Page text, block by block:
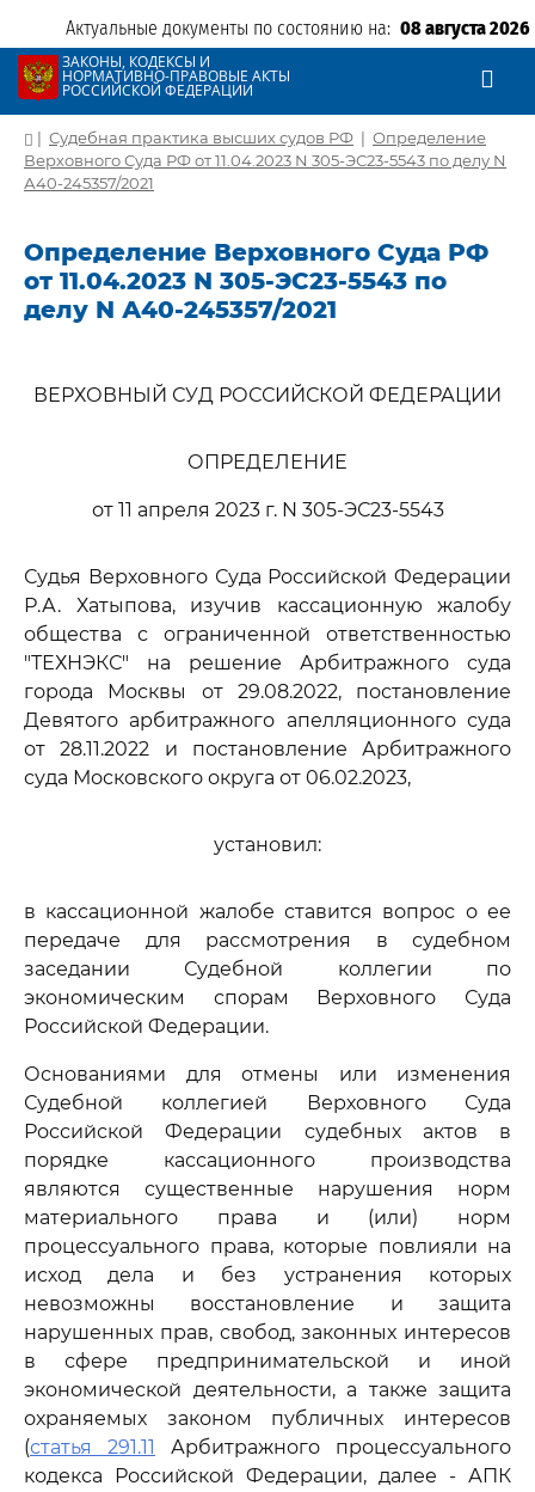
Актуальные документы по состоянию на: 08 августа 2026
ЗАКОНЫ, КОДЕКСЫ И
НОРМАТИВНО-ПРАВОВЫЕ АКТЫ
РОССИЙСКОЙ ФЕДЕРАЦИИ
| Судебная практика высших судов РФ | Определение
Верховного Суда РФ от 11.04.2023 N 305-ЭС23-5543 по делу N
А40-245357/2021
Определение Верховного Суда РФ
от 11.04.2023 N 305-ЭС23-5543 по
делу N А40-245357/2021
ВЕРХОВНЫЙ СУД РОССИЙСКОЙ ФЕДЕРАЦИИ
ОПРЕДЕЛЕНИЕ
от 11 апреля 2023 г. N 305-ЭС23-5543
Судья Верховного Суда Российской Федерации
Р.А. Хатыпова, изучив кассационную жалобу
общества с ограниченной ответственностью
"ТЕХНЭКС" на решение Арбитражного суда
города Москвы от 29.08.2022, постановление
Девятого арбитражного апелляционного суда
от 28.11.2022 и постановление Арбитражного
суда Московского округа от 06.02.2023,
установил:
в кассационной жалобе ставится вопрос о ее
передаче для рассмотрения в судебном
заседании Судебной коллегии по
экономическим спорам Верховного Суда
Российской Федерации.
Основаниями для отмены или изменения
Судебной коллегией Верховного Суда
Российской Федерации судебных актов в
порядке кассационного производства
являются существенные нарушения норм
материального права и (или) норм
процессуального права, которые повлияли на
исход дела и без устранения которых
невозможны восстановление и защита
нарушенных прав, свобод, законных интересов
в сфере предпринимательской и иной
экономической деятельности, а также защита
охраняемых законом публичных интересов
(статья 291.11
Арбитражного процессуального
кодекса Российской Федерации, далее - АПК